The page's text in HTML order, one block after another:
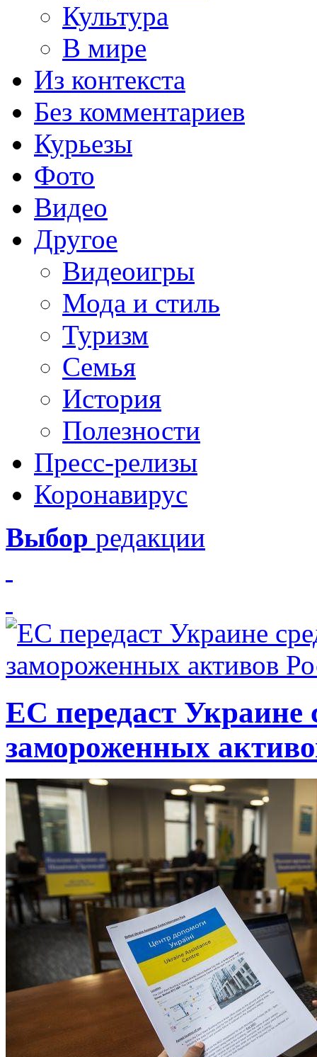
Культура
В мире
Из контекста
Без комментариев
Курьезы
Фото
Видео
Другое
Видеоигры
Мода и стиль
Туризм
Семья
История
Полезности
Пресс-релизы
Коронавирус
Выбор редакции
ЕС передаст Украине
замороженных